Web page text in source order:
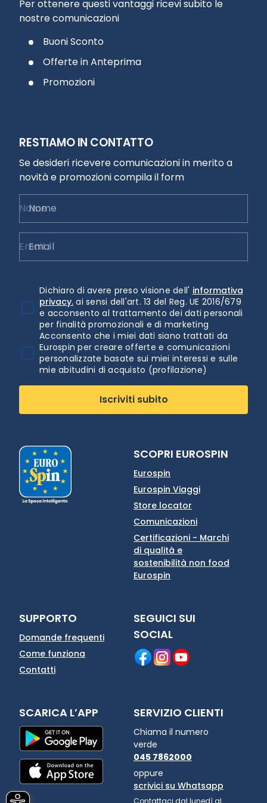
Per ottenere questi vantaggi ricevi subito le
nostre comunicazioni
Buoni Sconto
Offerte in Anteprima
Promozioni
RESTIAMO IN CONTATTO
Se desideri ricevere comunicazioni in merito a
novità e promozioni compila il form
Nome
Email
Dichiaro di avere preso visione dell' informativa
privacy. ai sensi dell'art. 13 del Reg. UE 2016/679
e acconsento al trattamento dei dati personali
per finalità promozionali e di marketing
Acconsento che i miei dati siano trattati da
Eurospin per creare offerte e comunicazioni
personalizzate basate sui miei interessi e sulle
mie abitudini di acquisto (profilazione)
Iscriviti subito
SCOPRI EUROSPIN
Eurospin
Eurospin Viaggi
Store locator
Comunicazioni
Certificazioni - Marchi
di qualità e
sostenibilità non food
Eurospin
SUPPORTO
Domande frequenti
Come funziona
Contatti
SEGUICI SUI
SOCIAL
SCARICA L’APP SERVIZIO CLIENTI
Chiama il numero
verde
045 7862000
oppure
scrivici su Whatsapp
Contattaci dal lunedì al